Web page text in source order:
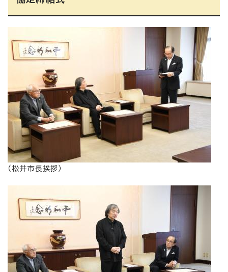
（松井市長挨拶）